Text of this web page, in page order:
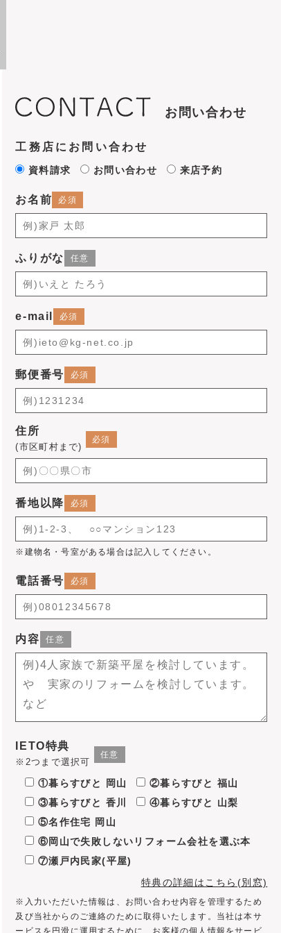
お問い合わせ
工務店にお問い合わせ
資料請求 お問い合わせ 来店予約
お名前
ふりがな
e-mail
郵便番号
住所
(市区町村まで)
番地以降
※建物名・号室がある場合は記入してください。
電話番号
内容
IETO特典
※2つまで選択可
①暮らすびと 岡山
②暮らすびと 福山
③暮らすびと 香川
④暮らすびと 山梨
⑤名作住宅 岡山
⑥岡山で失敗しないリフォーム会社を選ぶ本
⑦瀬戸内民家(平屋)
特典の詳細はこちら(別窓)
※入力いただいた情報は、お問い合わせ内容を管理するため
及び当社からのご連絡のために取得いたします。当社は本サ
ービスを円滑に運用するために、お客様の個人情報をサービ